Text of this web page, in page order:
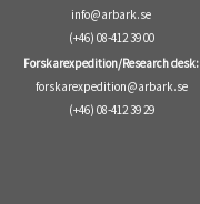
info@arbark.se
(+46) 08-412 39 00
Forskarexpedition/Research desk:
forskarexpedition@arbark.se
(+46) 08-412 39 29